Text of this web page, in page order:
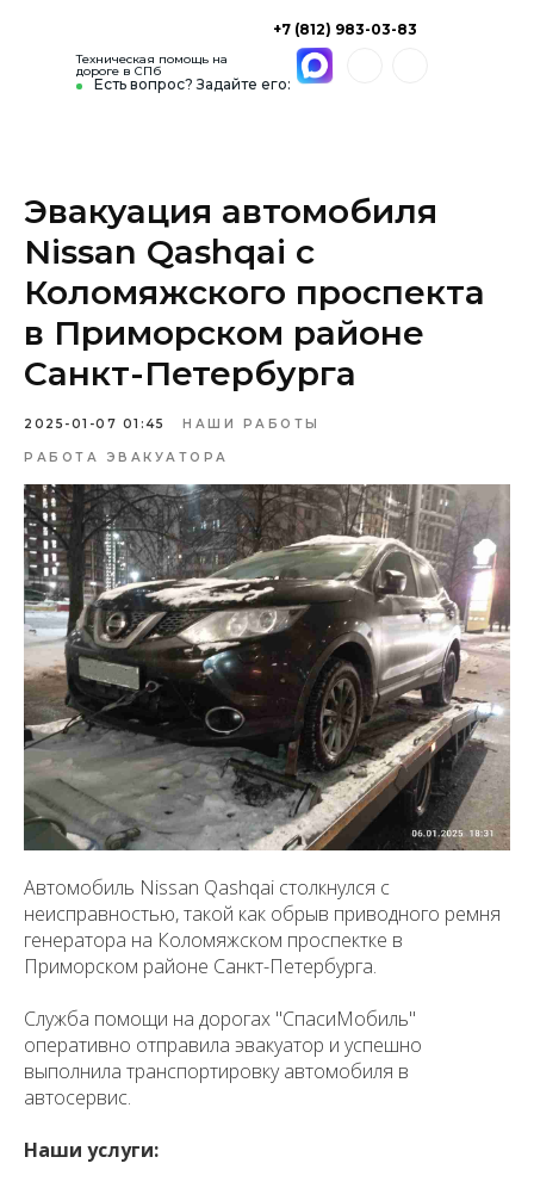
Есть вопрос? Задайте его:
+7 (812) 983-03-83
Техническая помощь на
дороге в СПб
Эвакуация автомобиля
Nissan Qashqai с
Коломяжского проспекта
в Приморском районе
Санкт-Петербурга
2025-01-07 01:45 НАШИ РАБОТЫ
РАБОТА ЭВАКУАТОРА
Автомобиль Nissan Qashqai столкнулся с
неисправностью, такой как обрыв приводного ремня
генератора на Коломяжском проспектке в
Приморском районе Санкт-Петербурга.
Служба помощи на дорогах "СпасиМобиль"
оперативно отправила эвакуатор и успешно
выполнила транспортировку автомобиля в
автосервис.
Наши услуги: